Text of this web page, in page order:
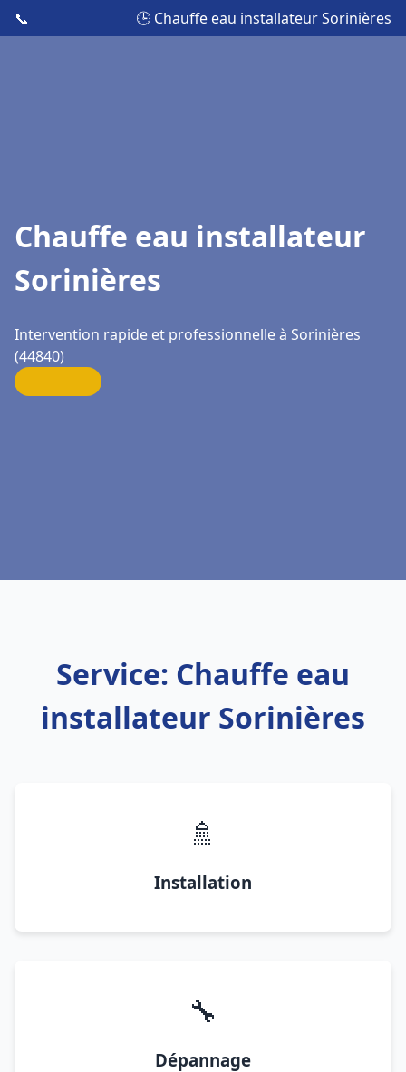
📞 🕒 Chauffe eau installateur Sorinières
Chauffe eau installateur
Sorinières
Intervention rapide et professionnelle à Sorinières
(44840)
Service: Chauffe eau
installateur Sorinières
🚿
Installation
🔧
Dépannage